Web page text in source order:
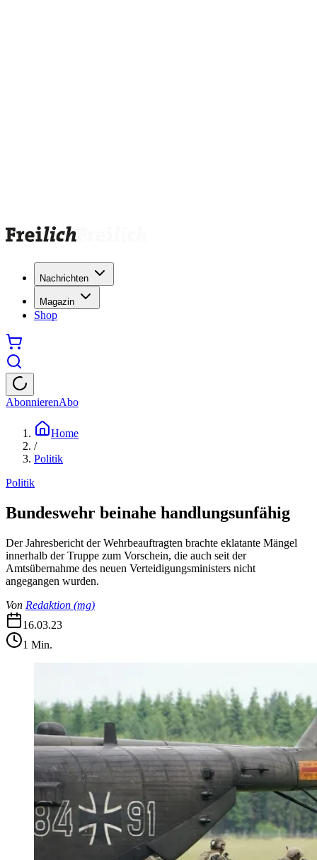
Nachrichten
Magazin
Shop
AbonnierenAbo
Home
/
Politik
Politik
Bundeswehr beinahe handlungsunfähig
Der Jahresbericht der Wehrbeauftragten brachte eklatante Mängel
innerhalb der Truppe zum Vorschein, die auch seit der
Amtsübernahme des neuen Verteidigungsministers nicht
angegangen wurden.
Von Redaktion (mg)
16.03.23
1 Min.